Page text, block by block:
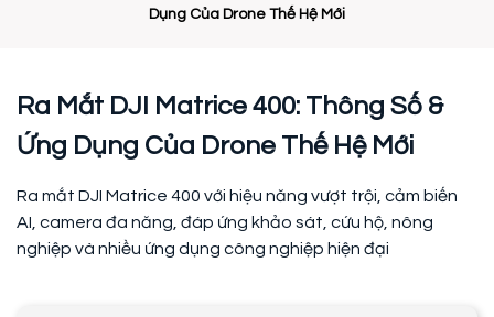
Dụng Của Drone Thế Hệ Mới
Ra Mắt DJI Matrice 400: Thông Số &
Ứng Dụng Của Drone Thế Hệ Mới
Ra mắt DJI Matrice 400 với hiệu năng vượt trội, cảm biến
AI, camera đa năng, đáp ứng khảo sát, cứu hộ, nông
nghiệp và nhiều ứng dụng công nghiệp hiện đại